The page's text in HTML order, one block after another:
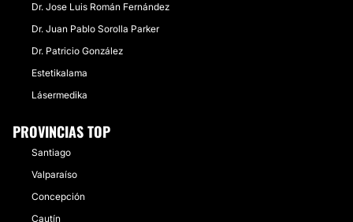
Dr. Jose Luis Román Fernández
Dr. Juan Pablo Sorolla Parker
Dr. Patricio González
Estetikalama
Lásermedika
PROVINCIAS TOP
Santiago
Valparaíso
Concepción
Cautín